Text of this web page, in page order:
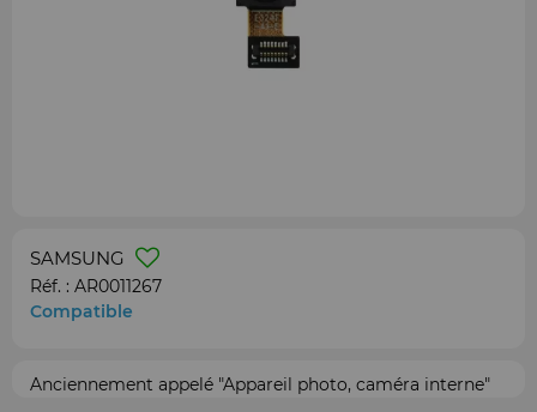
SAMSUNG
Réf. : AR0011267
Compatible
Anciennement appelé "Appareil photo, caméra interne"